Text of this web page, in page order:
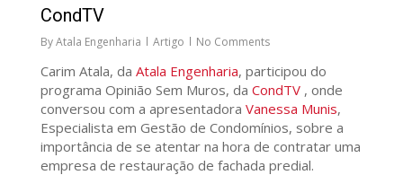
CondTV
ByAtala Engenharia Artigo No Comments
Carim Atala, da Atala Engenharia, participou do
programa Opinião Sem Muros, da CondTV, onde
conversou com a apresentadora Vanessa Munis,
Especialista em Gestão de Condomínios, sobre a
importância de se atentar na hora de contratar uma
empresa de restauração de fachada predial.